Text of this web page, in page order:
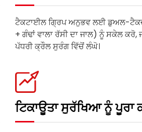
ਟੈਕਟਾਈਲ ਗ੍ਰਿਪ ਅਨੁਭਵ ਲਈ ਡੁਅਲ-
+ ਗੰਢਾਂ ਵਾਲਾ ਰੱਸੀ ਦਾ ਜਾਲ) ਨੂੰ ਸਕੇਲ ਕਰੋ,
ਪੱਧਰੀ ਕ੍ਰੌਲ ਸੁਰੰਗ ਵਿੱਚੋਂ ਲੰਘੋ।
ਟਿਕਾਊਤਾ ਸੁਰੱਖਿਆ ਨੂੰ ਪੂਰਾ